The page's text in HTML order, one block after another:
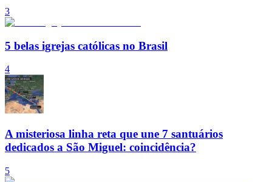
3
5 belas igrejas católicas no Brasil
4
A misteriosa linha reta que une 7 santuários
dedicados a São Miguel: coincidência?
5